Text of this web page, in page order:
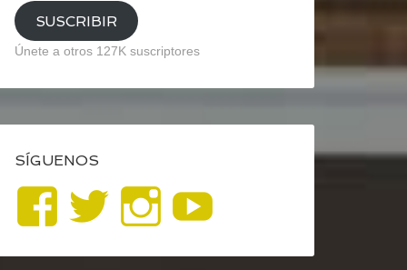
SUSCRIBIR
Únete a otros 127K suscriptores
SÍGUENOS
Ver
perfil
Ver
perfil
Ver
perfil